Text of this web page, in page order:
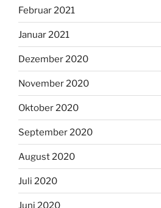
Februar 2021
Januar 2021
Dezember 2020
November 2020
Oktober 2020
September 2020
August 2020
Juli 2020
Juni 2020